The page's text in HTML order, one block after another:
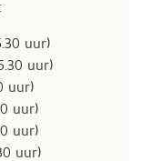
uur)
uur)
uur)
uur)
uur)
uur)